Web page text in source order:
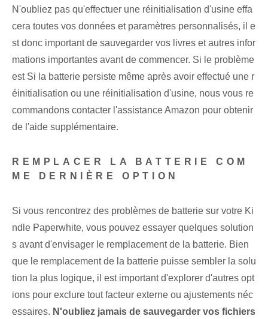
N'oubliez pas qu'effectuer une réinitialisation d'usine effa
cera toutes vos données et paramètres personnalisés, il e
st donc important de sauvegarder vos livres et autres infor
mations importantes avant de commencer. Si le problème
est Si la batterie persiste même après avoir effectué une r
éinitialisation ou une réinitialisation d'usine, nous vous re
commandons contacter l'assistance Amazon pour obtenir
de l'aide supplémentaire.
REMPLACER LA BATTERIE COM
ME DERNIÈRE OPTION
Si vous rencontrez des problèmes de batterie sur votre Ki
ndle Paperwhite, vous pouvez essayer quelques solution
s avant d'envisager le remplacement de la batterie. ‌Bien
que le remplacement de la ⁤batterie⁤ puisse sembler la solu
tion la plus logique‍, il est ‌important⁣ d'explorer d'autres⁢ opt
ions ‍pour ‌exclure tout facteur externe⁤ ou⁣ ​​ajustements néc
essaires.⁤ N'oubliez jamais de sauvegarder vos fichiers